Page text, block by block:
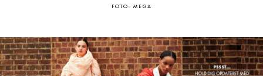
FOTO: MEGA